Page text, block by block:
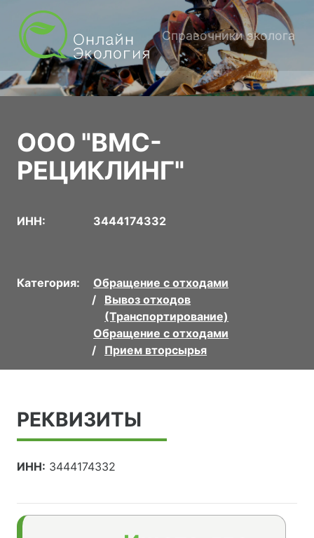
Справочники эколога
ООО "ВМС-
РЕЦИКЛИНГ"
ИНН: 3444174332
Категория:
Обращение с отходами
Вывоз отходов
(Транспортирование)
Обращение с отходами
Прием вторсырья
РЕКВИЗИТЫ
ИНН: 3444174332